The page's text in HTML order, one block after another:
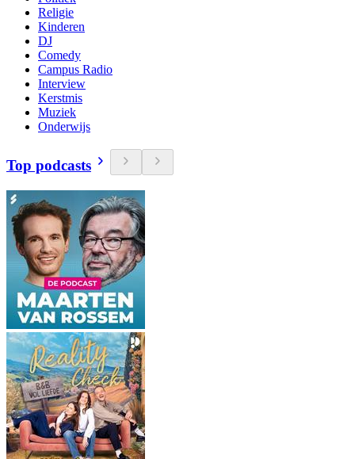
Religie
Kinderen
DJ
Comedy
Campus Radio
Interview
Kerstmis
Muziek
Onderwijs
Top podcasts